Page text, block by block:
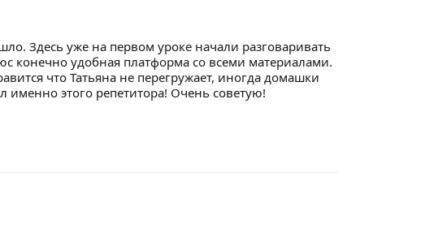
Здесь уже на первом уроке начали разговаривать
конечно удобная платформа со всеми материалами.
что Татьяна не перегружает, иногда домашки
этого репетитора! Очень советую!